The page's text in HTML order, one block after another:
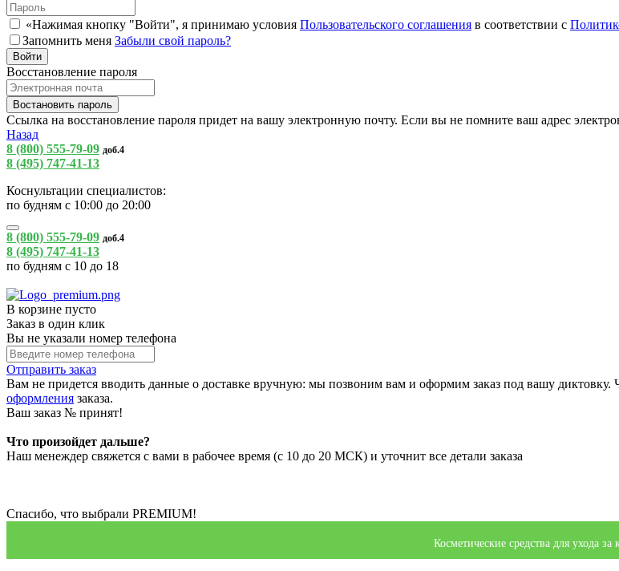
«Нажимая кнопку "Войти", я принимаю условия Пользовательского соглашения в соответствии с
Запомнить меня Забыли свой пароль?
Восстановление пароля
Ссылка на восстановление пароля придет на вашу электронную почту. Если вы не помните ваш адрес
Назад
8 (800) 555-79-09 доб.4
8 (495) 747-41-13
Коснультации специалистов:
по будням с 10:00 до 20:00
8 (800) 555-79-09 доб.4
8 (495) 747-41-13
по будням с 10 до 18
В корзине пусто
Заказ в один клик
Вы не указали номер телефона
Отправить заказ
Вам не придется вводить данные о доставке вручную: мы позвоним вам и оформим заказ под вашу диктовку.
оформления заказа.
Ваш заказ № принят!
Что произойдет дальше?
Наш менеждер свяжется с вами в рабочее время (с 10 до 20 МСК) и уточнит все детали заказа
Спасибо, что выбрали PREMIUM!
Косметические средства для ухода за